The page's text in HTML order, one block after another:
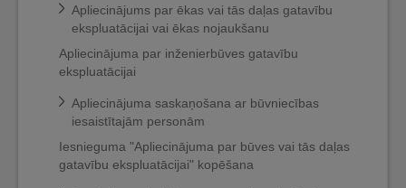
Apliecinājums par ēkas vai tās daļas gatavību
ekspluatācijai vai ēkas nojaukšanu
Apliecinājuma par inženierbūves gatavību
ekspluatācijai
Apliecinājuma saskaņošana ar būvniecības
iesaistītajām personām
Iesnieguma "Apliecinājuma par būves vai tās daļas
gatavību ekspluatācijai" kopēšana